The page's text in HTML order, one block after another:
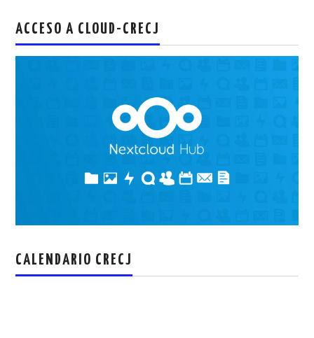
ACCESO A CLOUD-CRECJ
CALENDARIO CRECJ